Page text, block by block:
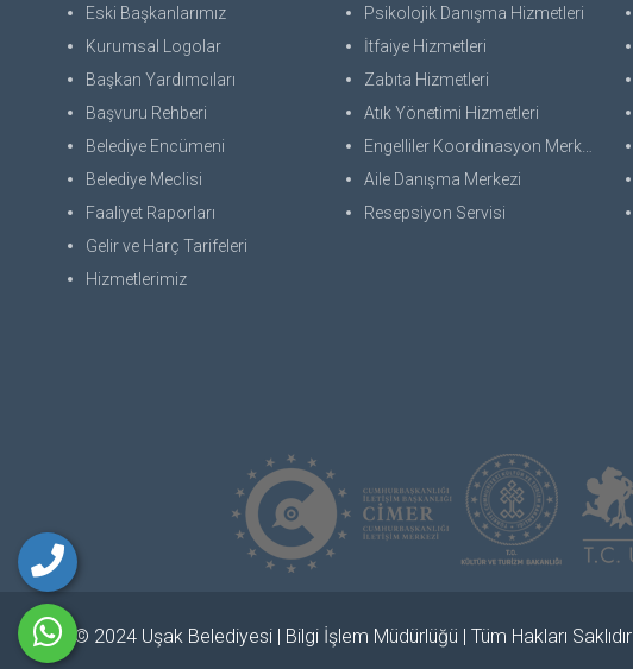
Eski Başkanlarımız
Kurumsal Logolar
Başkan Yardımcıları
Başvuru Rehberi
Belediye Encümeni
Belediye Meclisi
Faaliyet Raporları
Gelir ve Harç Tarifeleri
Hizmetlerimiz
Psikolojik Danışma Hizmetleri
İtfaiye Hizmetleri
Zabıta Hizmetleri
Atık Yönetimi Hizmetleri
Engelliler Koordinasyon Merkezi
Aile Danışma Merkezi
Resepsiyon Servisi
© 2024 Uşak Belediyesi | Bilgi İşlem Müdürlüğü | Tüm Hakları Saklıdır